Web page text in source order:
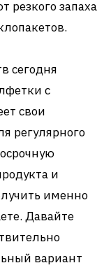
резкого запаха
сегодня
с
свои
регулярного
и
именно
Давайте
вариант